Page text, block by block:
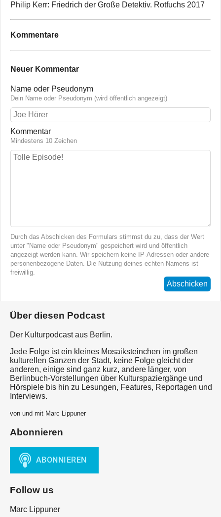
Philip Kerr: Friedrich der Große Detektiv. Rotfuchs 2017
Kommentare
Neuer Kommentar
Name oder Pseudonym
Dein Name oder Pseudonym (wird öffentlich angezeigt)
Kommentar
Mindestens 10 Zeichen
Durch das Abschicken des Formulars stimmst du zu, dass der Wert
unter "Name oder Pseudonym" gespeichert wird und öffentlich
angezeigt werden kann. Wir speichern keine IP-Adressen oder andere
personenbezogene Daten. Die Nutzung deines echten Namens ist
freiwillig.
Abschicken
Über diesen Podcast
Der Kulturpodcast aus Berlin.
Jede Folge ist ein kleines Mosaiksteinchen im großen
kulturellen Ganzen der Stadt, keine Folge gleicht der
anderen, einige sind ganz kurz, andere länger, von
Berlinbuch-Vorstellungen über Kulturspaziergänge und
Hörspiele bis hin zu Lesungen, Features, Reportagen und
Interviews.
von und mit Marc Lippuner
Abonnieren
Follow us
Marc Lippuner